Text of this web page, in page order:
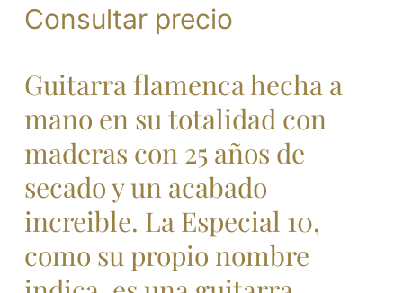
Consultar precio
Guitarra flamenca hecha a
mano en su totalidad con
maderas con 25 años de
secado y un acabado
increible. La Especial 10,
como su propio nombre